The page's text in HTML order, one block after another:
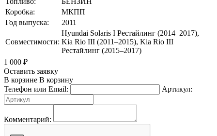
Коробка:
МКПП
Год выпуска:
2011
Совместимости:
Hyundai Solaris I Рестайлинг (2014–2017),
Kia Rio III (2011–2015), Kia Rio III
Рестайлинг (2015–2017)
1 000 ₽
Оставить заявку
В корзине В корзину
Телефон или Email:
Артикул:
Комментарий: